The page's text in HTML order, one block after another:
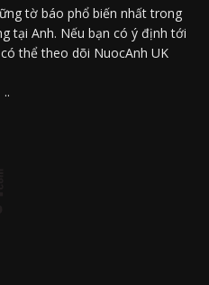
tờ báo phổ biến nhất trong
tại Anh. Nếu bạn có ý định tới
thể theo dõi NuocAnh UK
..